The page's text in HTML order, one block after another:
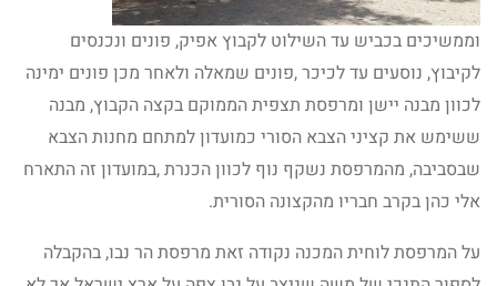
וממשיכים בכביש עד השילוט לקבוץ אפיק, פונים ונכנסים
לקיבוץ, נוסעים עד לכיכר ,פונים שמאלה ולאחר מכן פונים ימינה
לכוון מבנה יישן ומרפסת תצפית הממוקם בקצה הקבוץ, מבנה
ששימש את קציני הצבא הסורי כמועדון למתחם מחנות הצבא
שבסביבה, מהמרפסת נשקף נוף לכוון הכנרת ,במועדון זה התארח
אלי כהן בקרב חבריו מהקצונה הסורית.
על המרפסת לוחית המכנה נקודה זאת מרפסת הר נבו, בהקבלה